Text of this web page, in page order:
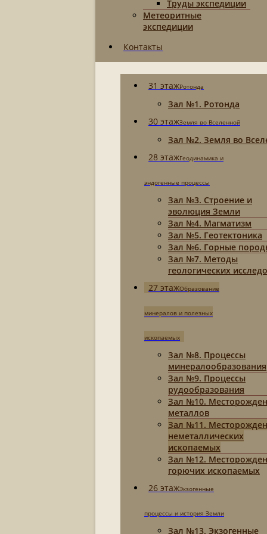
Труды экспедиции
Метеоритные
экспедиции
Контакты
31 этажРотонда
Зал №1. Ротонда
30 этажЗемля во Вселенной
Зал №2. Земля во
28 этажГеодинамика и
эндогенные процессы
Зал №3. Строение и
эволюция Земли
Зал №4. Магматизм
Зал №5. Геотектоника
Зал №6. Горные
Зал №7. Методы
геологических
27 этажОбразование
минералов и полезных
ископаемых
Зал №8. Процессы
минералообразования
Зал №9. Процессы
рудообразования
Зал №10.
металлов
Зал №11.
неметаллических
ископаемых
Зал №12.
горючих ископаемых
26 этажЭкзогенные
процессы и история Земли
Зал №13. Экзогенные